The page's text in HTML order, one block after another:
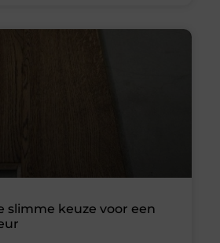
slimme keuze voor een